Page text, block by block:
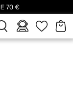
70 €